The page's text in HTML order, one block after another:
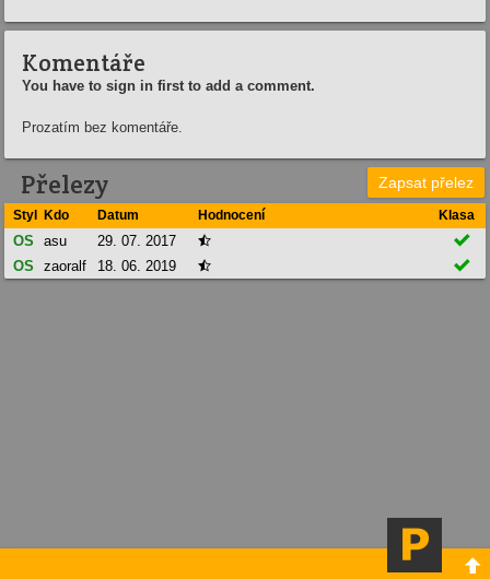
Komentáře
You have to sign in first to add a comment.
Prozatím bez komentáře.
Přelezy Zapsat přelez
Styl Kdo Datum Hodnocení Klasa
OS asu 29. 07. 2017 

OS
zaoralf 18. 06. 2019  
